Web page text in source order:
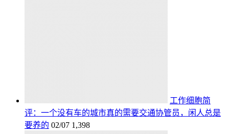
工作细胞简
评：一个没有车的城市真的需要交通协管员，闲人总是
要养的 02/07 1,398